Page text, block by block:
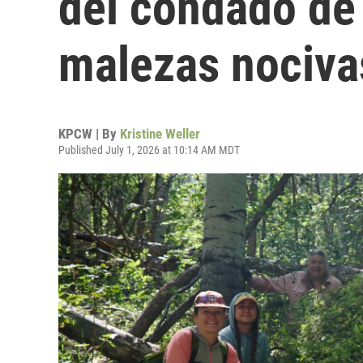
malezas
KPCW | By Kristine Weller
Published July 1, 2026 at 10:14 AM MDT